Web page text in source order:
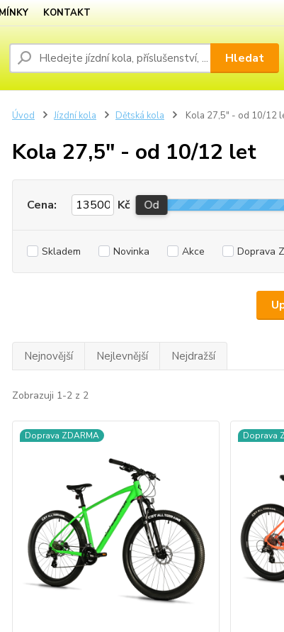
KONTAKT
Hledat
Úvod Jízdní kola Dětská kola Kola 27,5" - od 10/12
Kola 27,5" - od 10/12 let
Cena: Kč Od
Skladem Novinka Akce Doprava
Nejnovější Nejlevnější Nejdražší
Zobrazuji 1-2 z 2
Doprava ZDARMA Doprava